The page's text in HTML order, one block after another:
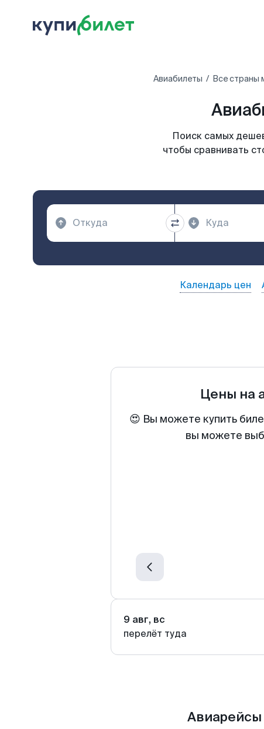
Авиабилеты Все страны
Поиск самых
чтобы сравнивать
Календарь цен
Цены на
😍 Вы можете купить
вы можете
9 авг, вс
перелёт туда
Авиарейсы